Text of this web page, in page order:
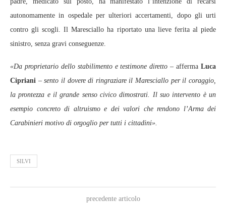
autonomamente in ospedale per ulteriori accertamenti, dopo gli urti
contro gli scogli. Il Maresciallo ha riportato una lieve ferita al piede
sinistro, senza gravi conseguenze.
«Da proprietario dello stabilimento e testimone diretto – afferma Luca
Cipriani – sento il dovere di ringraziare il Maresciallo per il coraggio,
la prontezza e il grande senso civico dimostrati. Il suo intervento è un
esempio concreto di altruismo e dei valori che rendono l’Arma dei
Carabinieri motivo di orgoglio per tutti i cittadini».
SILVI
precedente articolo